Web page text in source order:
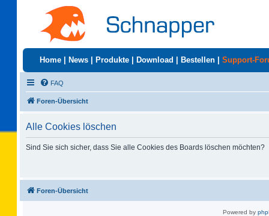
Home News Produkte Download Bestellen Support-
FAQ
Foren-Übersicht
Alle Cookies löschen
Sind Sie sich sicher, dass Sie alle Cookies des Boards löschen möchten?
Foren-Übersicht
Powered by